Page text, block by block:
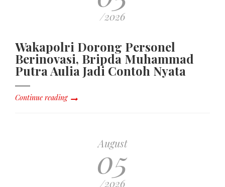
/2026
Wakapolri Dorong Personel
Berinovasi, Bripda Muhammad
Putra Aulia Jadi Contoh Nyata
Continue reading
August
05
/2026